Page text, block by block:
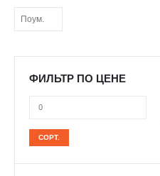
ФИЛЬТР ПО ЦЕНЕ
цена
цена
СОРТ.